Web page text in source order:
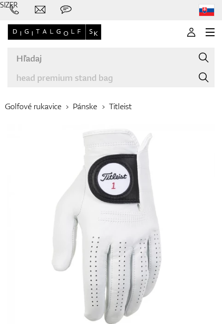
Palice
Oblečenie
Topánky
Rukavice
Golfové rukavice Pánske Titleist
SIZER